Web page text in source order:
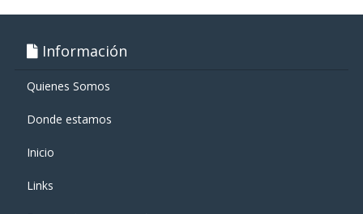
Información
Quienes Somos
Donde estamos
Inicio
Links